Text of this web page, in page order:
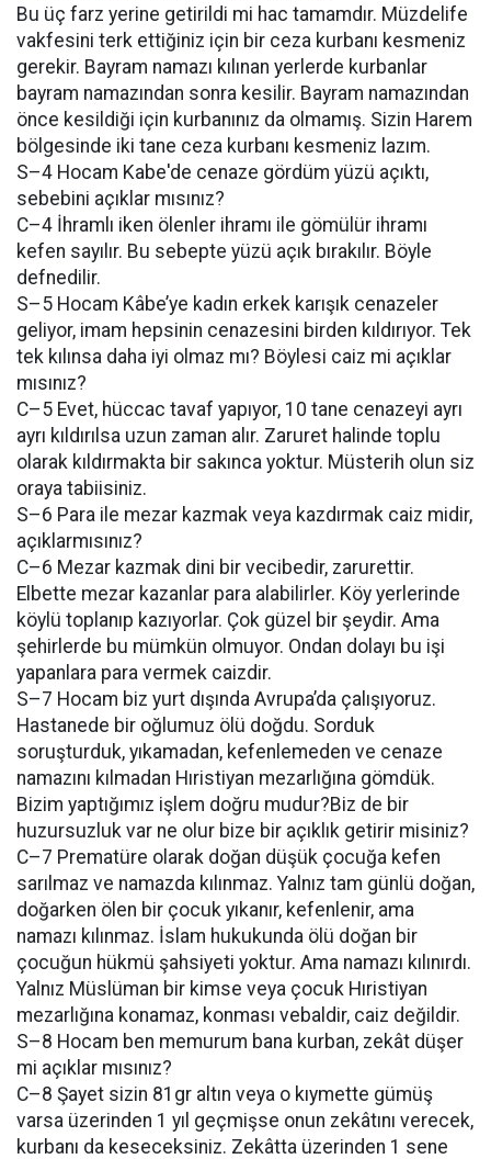
Bu üç farz yerine getirildi mi hac tamamdır. Müzdelife
vakfesini terk ettiğiniz için bir ceza kurbanı kesmeniz
gerekir. Bayram namazı kılınan yerlerde kurbanlar
bayram namazından sonra kesilir. Bayram namazından
önce kesildiği için kurbanınız da olmamış. Sizin Harem
bölgesinde iki tane ceza kurbanı kesmeniz lazım.
S–4 Hocam Kabe'de cenaze gördüm yüzü açıktı,
sebebini açıklar mısınız?
C–4 İhramlı iken ölenler ihramı ile gömülür ihramı
kefen sayılır. Bu sebepte yüzü açık bırakılır. Böyle
defnedilir.
S–5 Hocam Kâbe’ye kadın erkek karışık cenazeler
geliyor, imam hepsinin cenazesini birden kıldırıyor. Tek
tek kılınsa daha iyi olmaz mı? Böylesi caiz mi açıklar
mısınız?
C–5 Evet, hüccac tavaf yapıyor, 10 tane cenazeyi ayrı
ayrı kıldırılsa uzun zaman alır. Zaruret halinde toplu
olarak kıldırmakta bir sakınca yoktur. Müsterih olun siz
oraya tabiisiniz.
S–6 Para ile mezar kazmak veya kazdırmak caiz midir,
açıklarmısınız?
C–6 Mezar kazmak dini bir vecibedir, zarurettir.
Elbette mezar kazanlar para alabilirler. Köy yerlerinde
köylü toplanıp kazıyorlar. Çok güzel bir şeydir. Ama
şehirlerde bu mümkün olmuyor. Ondan dolayı bu işi
yapanlara para vermek caizdir.
S–7 Hocam biz yurt dışında Avrupa’da çalışıyoruz.
Hastanede bir oğlumuz ölü doğdu. Sorduk
soruşturduk, yıkamadan, kefenlemeden ve cenaze
namazını kılmadan Hıristiyan mezarlığına gömdük.
Bizim yaptığımız işlem doğru mudur?Biz de bir
huzursuzluk var ne olur bize bir açıklık getirir misiniz?
C–7 Prematüre olarak doğan düşük çocuğa kefen
sarılmaz ve namazda kılınmaz. Yalnız tam günlü doğan,
doğarken ölen bir çocuk yıkanır, kefenlenir, ama
namazı kılınmaz. İslam hukukunda ölü doğan bir
çocuğun hükmü şahsiyeti yoktur. Ama namazı kılınırdı.
Yalnız Müslüman bir kimse veya çocuk Hıristiyan
mezarlığına konamaz, konması vebaldir, caiz değildir.
S–8 Hocam ben memurum bana kurban, zekât düşer
mi açıklar mısınız?
C–8 Şayet sizin 81gr altın veya o kıymette gümüş
varsa üzerinden 1 yıl geçmişse onun zekâtını verecek,
kurbanı da keseceksiniz. Zekâtta üzerinden 1 sene